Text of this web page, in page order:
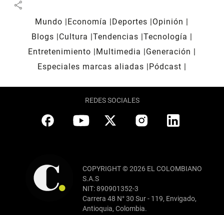
share
Mundo Economía Deportes
Opinión
Blogs
Cultura Tendencias Tecnología
Entretenimiento
Multimedia
Generación
Especiales marcas aliadas
Pódcast
REDES SOCIALES
COPYRIGHT © 2026 EL COLOMBIANO
S.A.S
NIT: 890901352-3
Carrera 48 N° 30 Sur - 119, Envigado,
Antioquia, Colombia.